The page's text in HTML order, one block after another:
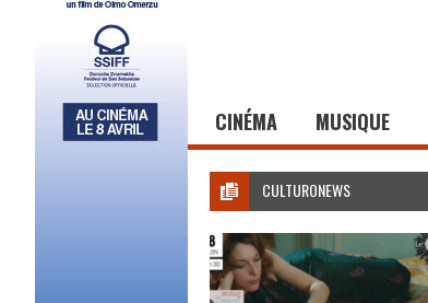
CINÉMA MUSIQUE
CULTURONEWS